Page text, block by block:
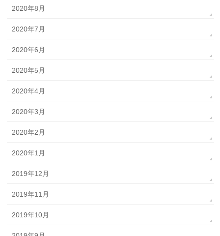
2020年8月
2020年7月
2020年6月
2020年5月
2020年4月
2020年3月
2020年2月
2020年1月
2019年12月
2019年11月
2019年10月